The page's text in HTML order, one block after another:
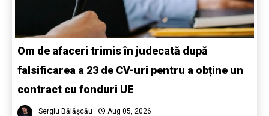
Om de afaceri trimis în judecată după
falsificarea a 23 de CV-uri pentru a obține un
contract cu fonduri UE
Sergiu Bălășcău Aug 05, 2026